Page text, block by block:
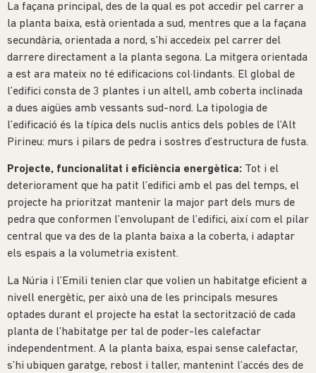
La façana principal, des de la qual es pot accedir pel carrer a
la planta baixa, està orientada a sud, mentres que a la façana
secundària, orientada a nord, s’hi accedeix pel carrer del
darrere directament a la planta segona. La mitgera orientada
a est ara mateix no té edificacions col·lindants. El global de
l’edifici consta de 3 plantes i un altell, amb coberta inclinada
a dues aigües amb vessants sud-nord. La tipologia de
l’edificació és la típica dels nuclis antics dels pobles de l’Alt
Pirineu: murs i pilars de pedra i sostres d’estructura de fusta.
Projecte, funcionalitat i eficiència energètica: Tot i el
deteriorament que ha patit l’edifici amb el pas del temps, el
projecte ha prioritzat mantenir la major part dels murs de
pedra que conformen l’envolupant de l’edifici, així com el pilar
central que va des de la planta baixa a la coberta, i adaptar
els espais a la volumetria existent.
La Núria i l’Emili tenien clar que volien un habitatge eficient a
nivell energètic, per això una de les principals mesures
optades durant el projecte ha estat la sectorització de cada
planta de l’habitatge per tal de poder-les calefactar
independentment. A la planta baixa, espai sense calefactar,
s’hi ubiquen garatge, rebost i taller, mantenint l’accés des de